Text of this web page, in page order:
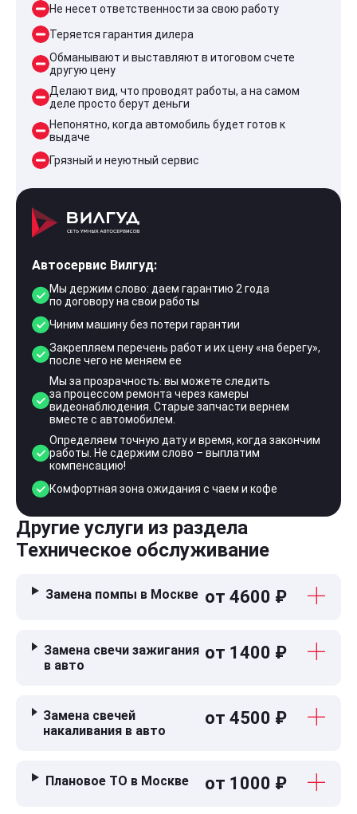
Не несет ответственности за свою работу
Теряется гарантия дилера
Обманывают и выставляют в итоговом счете
другую цену
Делают вид, что проводят работы, а на самом
деле просто берут деньги
Непонятно, когда автомобиль будет готов к
выдаче
Грязный и неуютный сервис
Автосервис Вилгуд:
Мы держим слово: даем гарантию 2 года
по договору на свои работы
Чиним машину без потери гарантии
Закрепляем перечень работ и их цену «на берегу»,
после чего не меняем ее
Мы за прозрачность: вы можете следить
за процессом ремонта через камеры
видеонаблюдения. Старые запчасти вернем
вместе с автомобилем.
Определяем точную дату и время, когда закончим
работы. Не сдержим слово – выплатим
компенсацию!
Комфортная зона ожидания с чаем и кофе
Другие услуги из раздела
Техническое обслуживание
Замена помпы в Москве от 4600 ₽
Замена свечи зажигания
в авто
от 1400 ₽
Замена свечей
накаливания в авто
от 4500 ₽
Плановое ТО в Москве от 1000 ₽